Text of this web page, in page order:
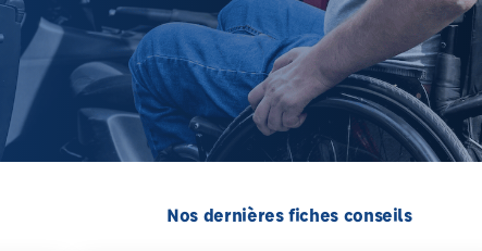
Nos dernières fiches conseils